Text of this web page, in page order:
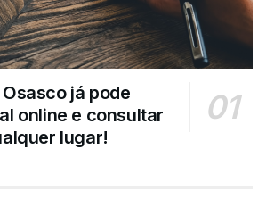
já pode
online e consultar
lugar!